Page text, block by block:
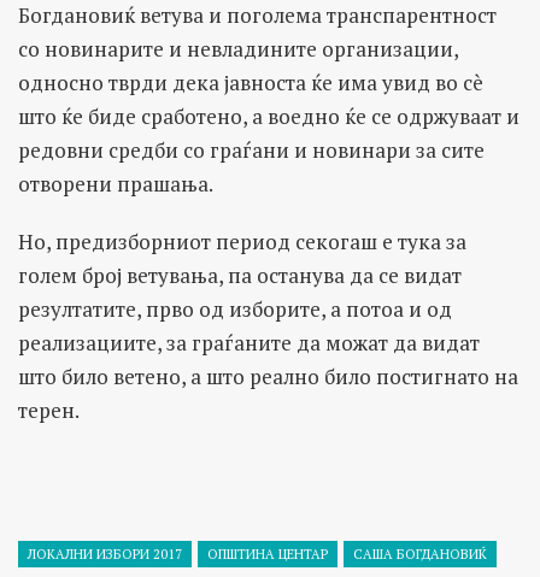
Богдановиќ ветува и поголема транспарентност
со новинарите и невладините организации,
односно тврди дека јавноста ќе има увид во сè
што ќе биде сработено, а воедно ќе се одржуваат и
редовни средби со граѓани и новинари за сите
отворени прашања.
Но, предизборниот период секогаш е тука за
голем број ветувања, па останува да се видат
резултатите, прво од изборите, а потоа и од
реализациите, за граѓаните да можат да видат
што било ветено, а што реално било постигнато на
терен.
ЛОКАЛНИ ИЗБОРИ 2017 ОПШТИНА ЦЕНТАР САША БОГДАНОВИЌ